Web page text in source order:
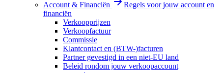
Account & Financiën
Regels voor jouw account en
financiën
Verkoopprijzen
Verkoopfactuur
Commissie
Klantcontact en (BTW-)facturen
Partner gevestigd in een niet-EU land
Beleid rondom jouw verkoopaccount